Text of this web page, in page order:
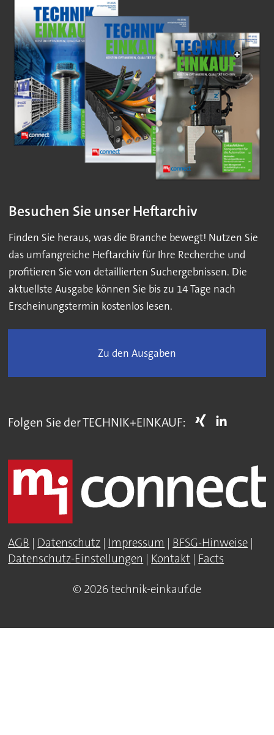
Besuchen Sie unser Heftarchiv
Finden Sie heraus, was die Branche bewegt! Nutzen Sie
das umfangreiche Heftarchiv für Ihre Recherche und
profitieren Sie von detaillierten Suchergebnissen. Die
aktuellste Ausgabe können Sie bis zu 14 Tage nach
Erscheinungstermin kostenlos lesen.
Zu den Ausgaben
Folgen Sie der TECHNIK+EINKAUF:
AGB | Datenschutz | Impressum | BFSG-Hinweise |
Datenschutz-Einstellungen | Kontakt | Facts
© 2026 technik-einkauf.de